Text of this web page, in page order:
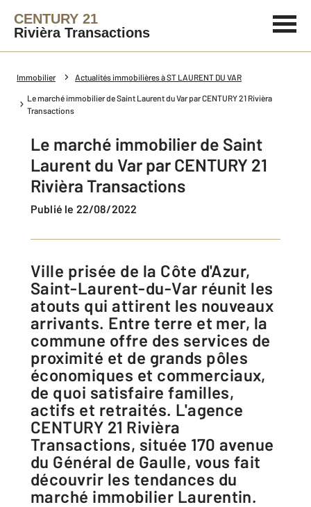
CENTURY 21
Rivièra Transactions
Immobilier Actualités immobilières à ST LAURENT DU VAR
Le marché immobilier de Saint Laurent du Var par CENTURY 21 Rivièra
Transactions
Le marché immobilier de Saint
Laurent du Var par CENTURY 21
Rivièra Transactions
Publié le 22/08/2022
Ville prisée de la Côte d'Azur,
Saint-Laurent-du-Var réunit les
atouts qui attirent les nouveaux
arrivants. Entre terre et mer, la
commune offre des services de
proximité et de grands pôles
économiques et commerciaux,
de quoi satisfaire familles,
actifs et retraités. L'agence
CENTURY 21 Rivièra
Transactions, située 170 avenue
du Général de Gaulle, vous fait
découvrir les tendances du
marché immobilier Laurentin.